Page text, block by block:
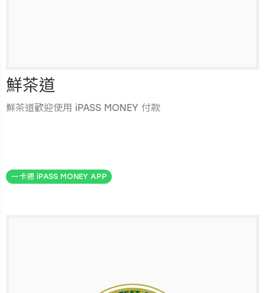
鮮茶道
鮮茶道歡迎使用 iPASS MONEY 付款
一卡通 iPASS MONEY APP